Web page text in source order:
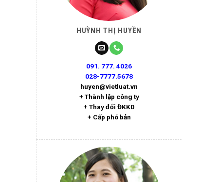
HUỲNH THỊ HUYỀN
091. 777. 4026
028-7777.5678
huyen@vietluat.vn
+ Thành lập công ty
+ Thay đổi ĐKKD
+ Cấp phó bản